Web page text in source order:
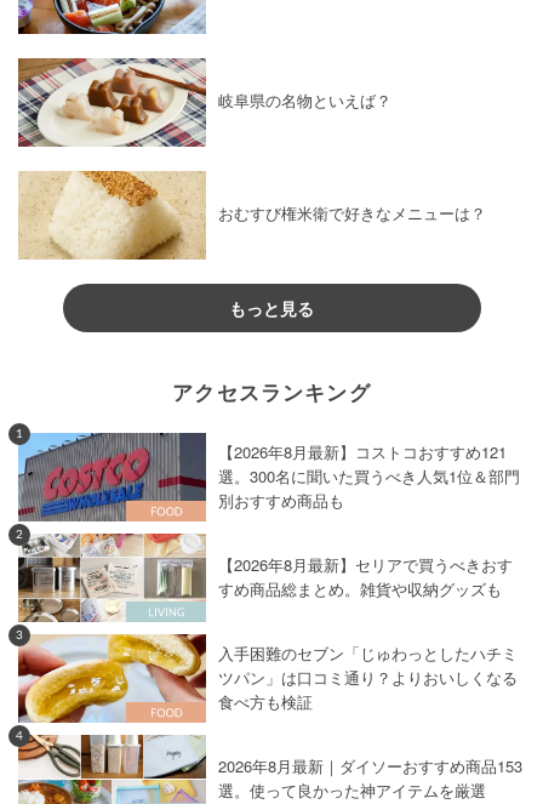
岐阜県の名物といえば？
おむすび権米衛で好きなメニューは？
もっと見る
アクセスランキング
1
【2026年8月最新】コストコおすすめ121
選。300名に聞いた買うべき人気1位＆部門
別おすすめ商品も
2
【2026年8月最新】セリアで買うべきおす
すめ商品総まとめ。雑貨や収納グッズも
3
入手困難のセブン「じゅわっとしたハチミ
ツパン」は口コミ通り？よりおいしくなる
食べ方も検証
4
2026年8月最新｜ダイソーおすすめ商品153
選。使って良かった神アイテムを厳選